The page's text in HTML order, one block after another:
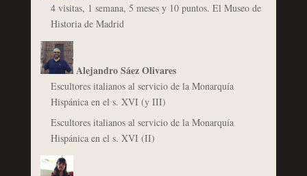
4 visitas, 1 semana, 5 meses y 10 puntos. El Museo de
Historia de Madrid
Alejandro Sáez Olivares
Escultores italianos al servicio de la Monarquía
Hispánica en el s. XVI (y III)
Escultores italianos al servicio de la Monarquía
Hispánica en el s. XVI (II)